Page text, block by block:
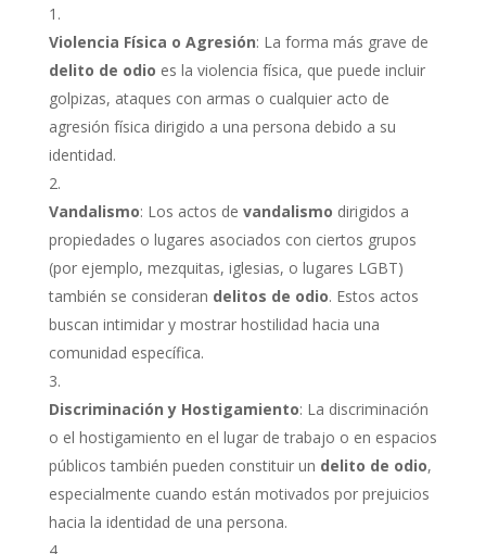
Violencia Física o Agresión: La forma más grave de
delito de odio es la violencia física, que puede incluir
golpizas, ataques con armas o cualquier acto de
agresión física dirigido a una persona debido a su
identidad.
Vandalismo: Los actos de vandalismo dirigidos a
propiedades o lugares asociados con ciertos grupos
(por ejemplo, mezquitas, iglesias, o lugares LGBT)
también se consideran delitos de odio. Estos actos
buscan intimidar y mostrar hostilidad hacia una
comunidad específica.
Discriminación y Hostigamiento: La discriminación
o el hostigamiento en el lugar de trabajo o en espacios
públicos también pueden constituir un delito de odio,
especialmente cuando están motivados por prejuicios
hacia la identidad de una persona.